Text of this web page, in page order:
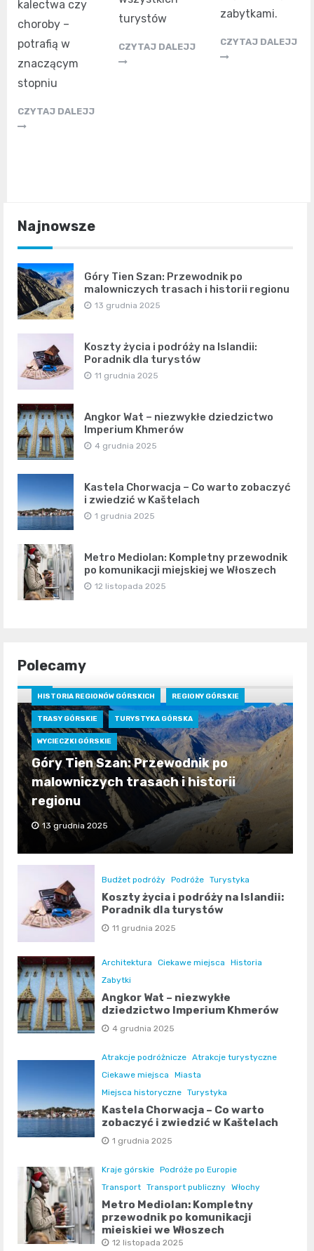
kalectwa czy
choroby –
potrafią w
znaczącym
stopniu
CZYTAJ DALEJJ
turystów
CZYTAJ DALEJJ
zabytkami.
CZYTAJ DALEJJ
Najnowsze
Góry Tien Szan: Przewodnik po
malowniczych trasach i historii regionu
13 grudnia 2025
Koszty życia i podróży na Islandii:
Poradnik dla turystów
11 grudnia 2025
Angkor Wat – niezwykłe dziedzictwo
Imperium Khmerów
4 grudnia 2025
Kastela Chorwacja – Co warto zobaczyć
i zwiedzić w Kaštelach
1 grudnia 2025
Metro Mediolan: Kompletny przewodnik
po komunikacji miejskiej we Włoszech
12 listopada 2025
Polecamy
HISTORIA REGIONÓW GÓRSKICH REGIONY GÓRSKIE
TRASY GÓRSKIE TURYSTYKA GÓRSKA
WYCIECZKI GÓRSKIE
Góry Tien Szan: Przewodnik po
malowniczych trasach i historii
regionu
13 grudnia 2025
Budżet podróży Podróże Turystyka
Koszty życia i podróży na Islandii:
Poradnik dla turystów
11 grudnia 2025
Architektura Ciekawe miejsca
Historia
Zabytki
Angkor Wat – niezwykłe
dziedzictwo Imperium Khmerów
4 grudnia 2025
Atrakcje podróżnicze Atrakcje turystyczne
Ciekawe miejsca
Miasta
Miejsca historyczne Turystyka
Kastela Chorwacja – Co warto
zobaczyć i zwiedzić w Kaštelach
1 grudnia 2025
Kraje górskie Podróże po Europie
Transport Transport publiczny Włochy
Metro Mediolan: Kompletny
przewodnik po komunikacji
miejskiej we Włoszech
12 listopada 2025